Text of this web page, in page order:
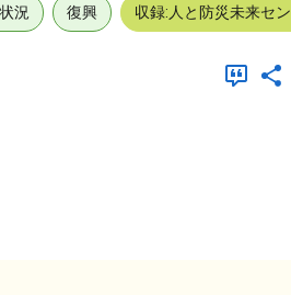
況 復興 収録:人と防災未来セ